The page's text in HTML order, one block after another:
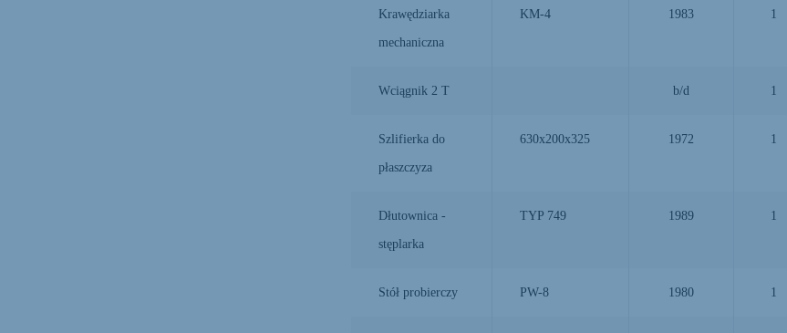
Krawędziarka
mechaniczna
KM-4 1983 1
Wciągnik 2 T b/d 1
Szlifierka do
płaszczyza
630x200x325 1972 1
Dłutownica -
stęplarka
TYP 749 1989 1
Stół probierczy PW-8 1980 1